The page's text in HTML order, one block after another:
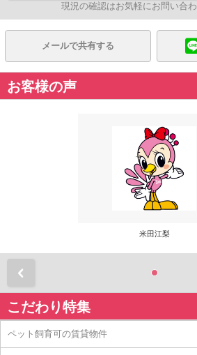
現況の確認はお気軽にお問い合わ
メールで共有する
お客様の声
米田江梨
こだわり特集
ペット飼育可の賃貸物件